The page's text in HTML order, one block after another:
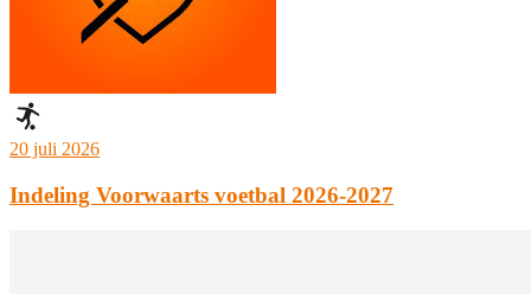
20 juli 2026
Indeling Voorwaarts voetbal 2026-2027